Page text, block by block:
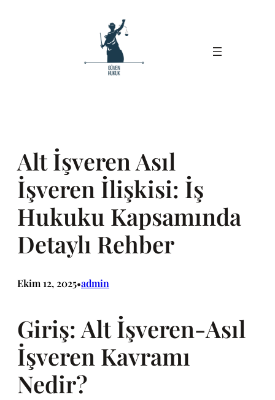
Alt İşveren Asıl
İşveren İlişkisi: İş
Hukuku Kapsamında
Detaylı Rehber
Ekim 12, 2025•admin
Giriş: Alt İşveren-Asıl
İşveren Kavramı
Nedir?